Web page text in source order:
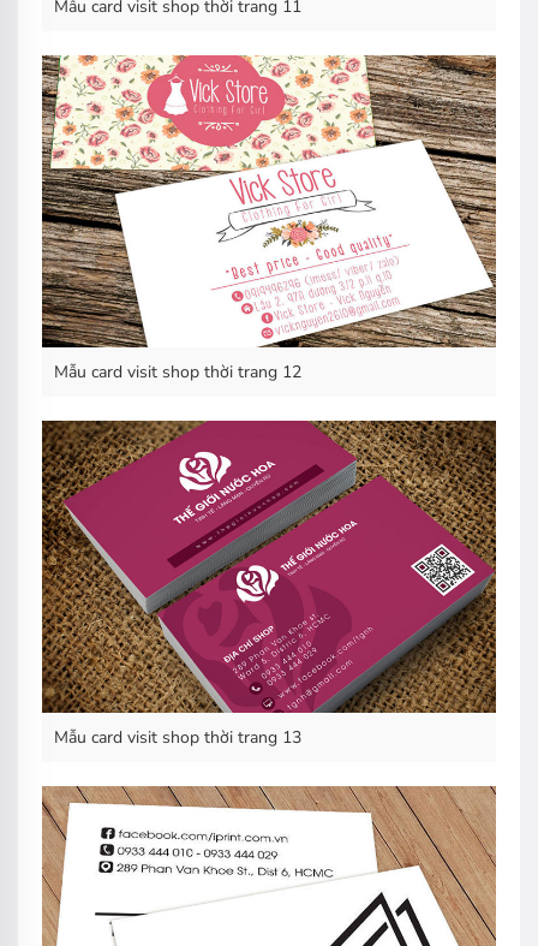
Mẫu card visit shop thời trang 11
Mẫu card visit shop thời trang 12
Mẫu card visit shop thời trang 13